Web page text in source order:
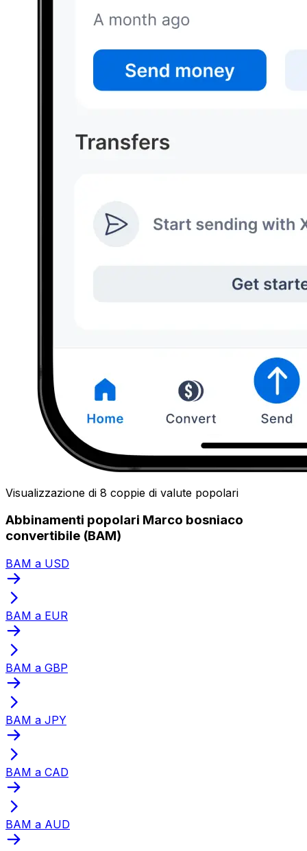
Visualizzazione di 8 coppie di valute popolari
Abbinamenti popolari Marco bosniaco
convertibile (BAM)
BAM a USD
BAM a EUR
BAM a GBP
BAM a JPY
BAM a CAD
BAM a AUD